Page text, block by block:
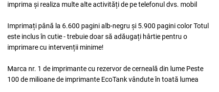
imprima și realiza multe alte activități de pe telefonul dvs. mobil
Imprimați până la 6.600 pagini alb-negru și 5.900 pagini colorTotul
este inclus în cutie - trebuie doar să adăugați hârtie pentru o
imprimare cu intervenții minime!
Marca nr. 1 de imprimante cu rezervor de cerneală din lume Peste
100 de milioane de imprimante EcoTank vândute în toată lumea